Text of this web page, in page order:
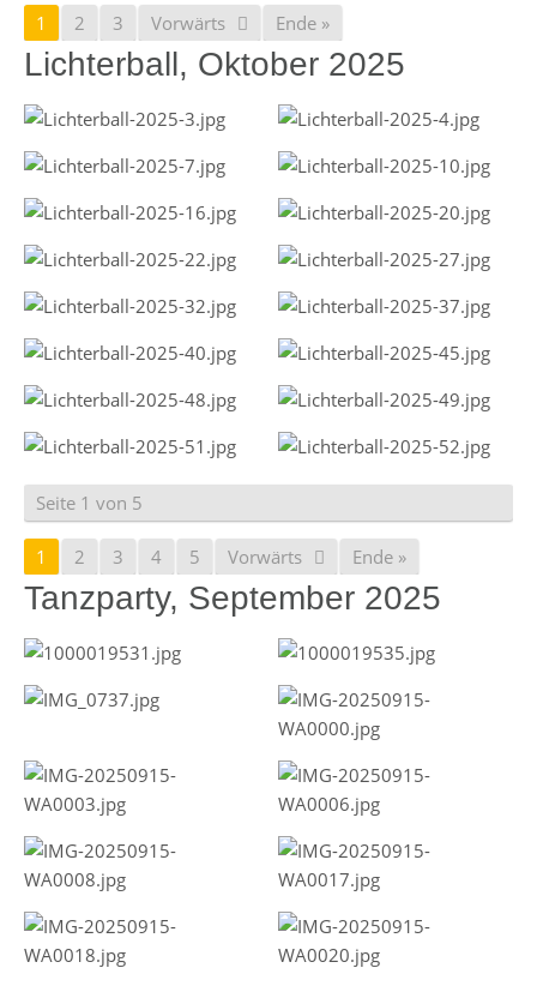
1 2 3 Vorwärts Ende »
Lichterball, Oktober 2025
Seite 1 von 5
1 2 3 4 5 Vorwärts Ende »
Tanzparty, September 2025